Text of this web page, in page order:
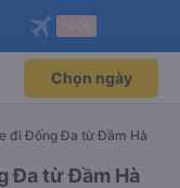
Mở app
qua
Mở app
Chọn ngày
đi Đống Đa từ Đầm Hà
Đa từ Đầm Hà